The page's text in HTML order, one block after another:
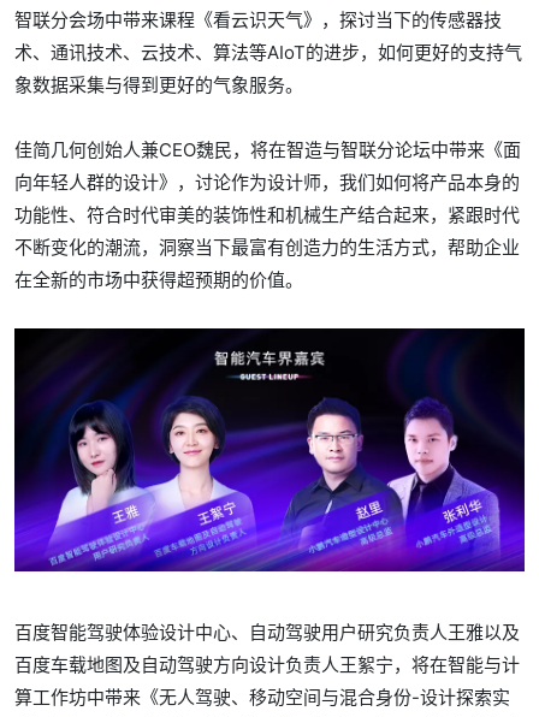
智联分会场中带来课程《看云识天气》，探讨当下的传感器技
术、通讯技术、云技术、算法等AIoT的进步，如何更好的支持气
象数据采集与得到更好的气象服务。
佳简几何创始人兼CEO魏民，将在智造与智联分论坛中带来《面
向年轻人群的设计》，讨论作为设计师，我们如何将产品本身的
功能性、符合时代审美的装饰性和机械生产结合起来，紧跟时代
不断变化的潮流，洞察当下最富有创造力的生活方式，帮助企业
在全新的市场中获得超预期的价值。
百度智能驾驶体验设计中心、自动驾驶用户研究负责人王雅以及
百度车载地图及自动驾驶方向设计负责人王絮宁，将在智能与计
算工作坊中带来《无人驾驶、移动空间与混合身份-设计探索实